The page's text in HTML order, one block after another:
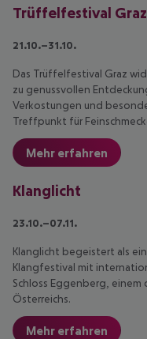
Trüffelfestival Graz
21.10.–31.10.
Das Trüffelfestival Graz
zu genussvollen
Verkostungen und
Treffpunkt für
Mehr erfahren
Klanglicht
23.10.–07.11.
Klanglicht begeistert als
Klangfestival mit
Schloss Eggenberg,
Österreichs.
Mehr erfahren